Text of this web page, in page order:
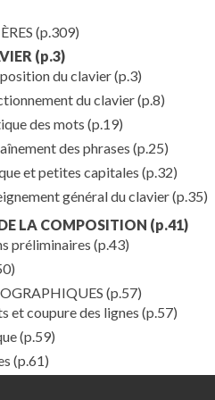
(p.309)
(p.3)
du clavier(p.3)
du clavier(p.8)
des mots (p.19)
des phrases (p.25)
et petites capitales (p.32)
général du clavier(p.35)
LA COMPOSITION (p.41)
préliminaires (p.43)
(p.57)
et coupure des lignes (p.57)
(p.59)
(p.61)